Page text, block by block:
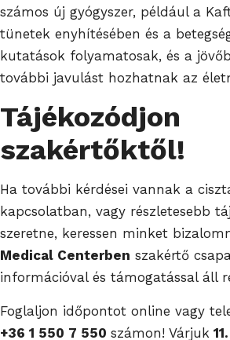
számos új gyógyszer, például a
tünetek enyhítésében és a
kutatások folyamatosak, és a
további javulást hozhatnak az
Tájékozódjon
szakértőktől!
Ha további kérdései vannak a
kapcsolatban, vagy részletesebb
szeretne, keressen minket
Medical Centerben szakértő
információval és támogatással áll
Foglaljon időpontot online vagy
+36 1 550 7 550 számon! Várjuk